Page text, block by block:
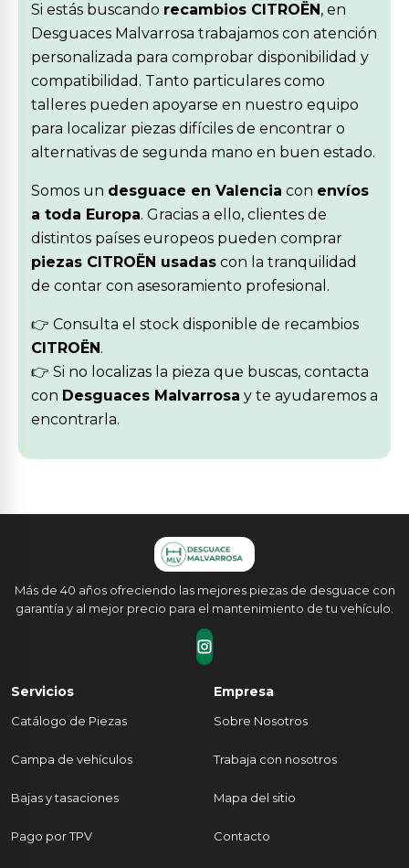
Si estás buscando recambios CITROËN, en
Desguaces Malvarrosa trabajamos con atención
personalizada para comprobar disponibilidad y
compatibilidad. Tanto particulares como
talleres pueden apoyarse en nuestro equipo
para localizar piezas difíciles de encontrar o
alternativas de segunda mano en buen estado.
Somos un desguace en Valencia con envíos
a toda Europa. Gracias a ello, clientes de
distintos países europeos pueden comprar
piezas CITROËN usadas con la tranquilidad
de contar con asesoramiento profesional.
👉 Consulta el stock disponible de recambios
CITROËN.
👉 Si no localizas la pieza que buscas, contacta
con Desguaces Malvarrosa y te ayudaremos a
encontrarla.
Más de 40 años ofreciendo las mejores piezas de desguace con
garantía y al mejor precio para el mantenimiento de tu vehículo.
Servicios
Catálogo de Piezas
Campa de vehículos
Bajas y tasaciones
Pago por TPV
Empresa
Sobre Nosotros
Trabaja con nosotros
Mapa del sitio
Contacto